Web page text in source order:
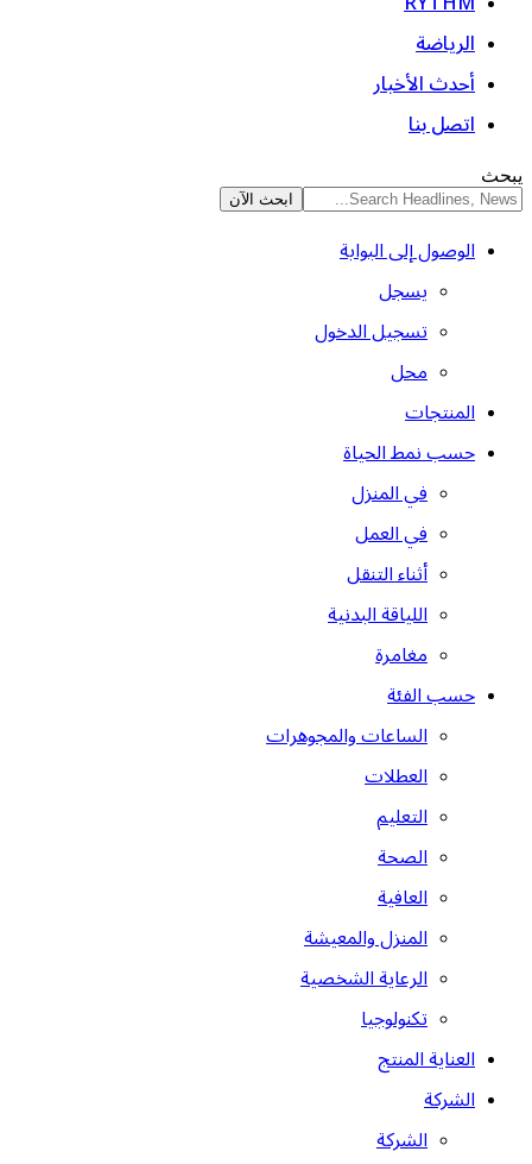
الرياضة
أحدث الأخبار
اتصل بنا
يبحث
الوصول إلى البوابة
يسجل
تسجيل الدخول
محل
المنتجات
حسب نمط الحياة
في المنزل
في العمل
أثناء التنقل
اللياقة البدنية
مغامرة
حسب الفئة
الساعات والمجوهرات
العطلات
التعليم
الصحة
العافية
المنزل والمعيشة
الرعاية الشخصية
تكنولوجيا
العناية المنتج
الشركة
الشركة